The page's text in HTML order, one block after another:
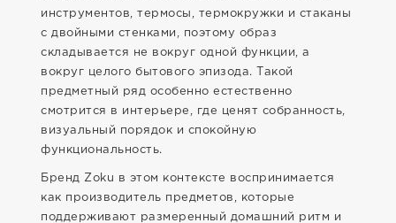
инструментов, термосы, термокружки и стаканы
с двойными стенками, поэтому образ
складывается не вокруг одной функции, а
вокруг целого бытового эпизода. Такой
предметный ряд особенно естественно
смотрится в интерьере, где ценят собранность,
визуальный порядок и спокойную
функциональность.
Бренд Zoku в этом контексте воспринимается
как производитель предметов, которые
поддерживают размеренный домашний ритм и